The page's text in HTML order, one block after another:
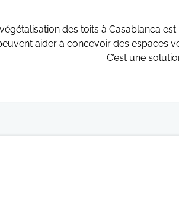
des toits à Casablanca
aider à concevoir des espaces
C’est une